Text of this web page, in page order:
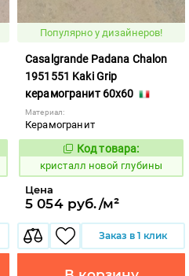
Популярно у дизайнеров!
Casalgrande Padana Chalon
1951551 Kaki Grip
керамогранит 60x60
Материал:
Керамогранит
820642
Код товара:
кристалл новой глубины
Цена
5 054 руб./м²
Заказ в 1 клик